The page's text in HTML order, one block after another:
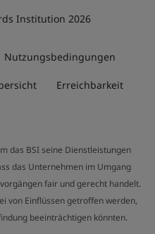
Institution 2026
Nutzungsbedingungen
Erreichbarkeit
das BSI seine Dienstleistungen
das Unternehmen im Umgang
fair und gerecht handelt.
von Einflüssen getroffen werden,
beeinträchtigen könnten.